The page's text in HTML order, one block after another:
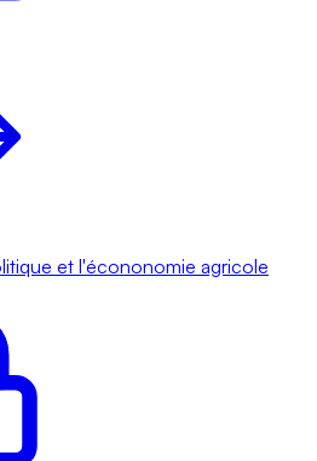
et l'écononomie agricole